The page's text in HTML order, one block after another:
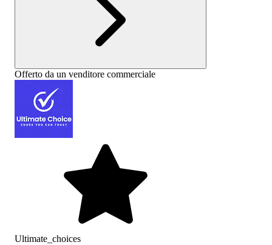
Offerto da un venditore commerciale
Ultimate_choices